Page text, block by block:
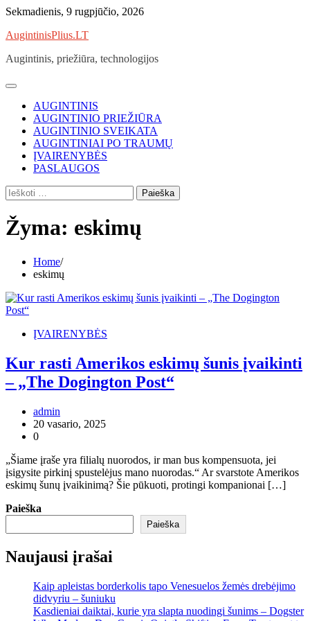
Skip
content
Sekmadienis, 9 rugpjūčio, 2026
AugintinisPlius.LT
Augintinis, priežiūra, technologijos
AUGINTINIS
AUGINTINIO PRIEŽIŪRA
AUGINTINIO SVEIKATA
AUGINTINIAI PO TRAUMŲ
ĮVAIRENYBĖS
PASLAUGOS
Ieškoti:
Žyma: eskimų
Home
eskimų
ĮVAIRENYBĖS
Kur rasti Amerikos eskimų šunis įvaikinti
– „The Dogington Post“
admin
20 vasario, 2025
0
„Šiame įraše yra filialų nuorodos, ir man bus kompensuota, jei
įsigysite pirkinį spustelėjus mano nuorodas.“ Ar svarstote Amerikos
eskimų šunų įvaikinimą? Šie pūkuoti, protingi kompanionai […]
Paieška
Paieška
Naujausi įrašai
Kaip apleistas borderkolis tapo Venesuelos žemės drebėjimo
didvyriu – šuniuku
Kasdieniai daiktai, kurie yra slapta nuodingi šunims – Dogster